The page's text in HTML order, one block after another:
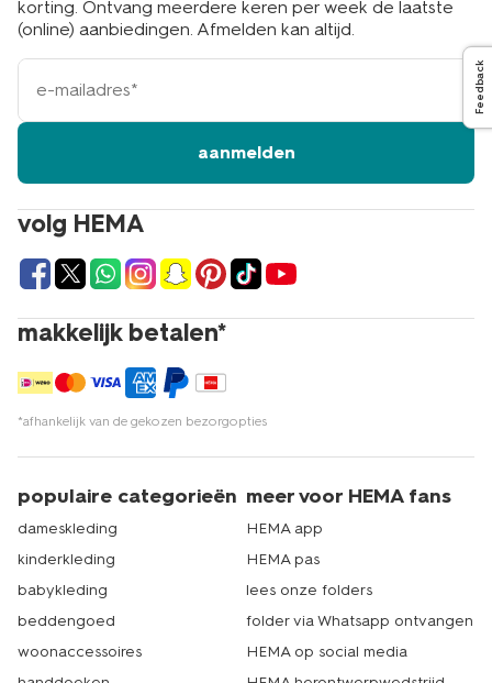
volg HEMA
makkelijk betalen*
*afhankelijk van de gekozen bezorgopties
korting. Ontvang meerdere keren per week de laatste
(online) aanbiedingen. Afmelden kan altijd.
e-
mailadres
aanmelden
populaire categorieën
dameskleding
kinderkleding
babykleding
beddengoed
woonaccessoires
meer voor HEMA fans
HEMA app
HEMA pas
lees onze folders
folder via Whatsapp ontvangen
HEMA op social media
Feedback